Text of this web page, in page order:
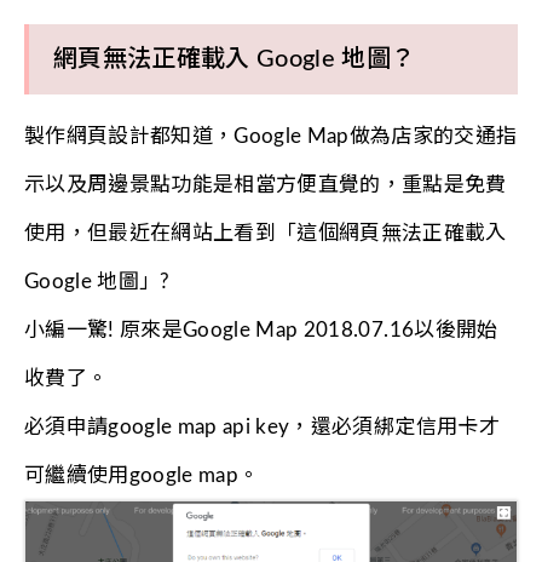
網頁無法正確載入 Google 地圖？
製作網頁設計都知道，Google Map做為店家的交通指
示以及周邊景點功能是相當方便直覺的，重點是免費
使用，但最近在網站上看到「這個網頁無法正確載入
Google 地圖」?
小編一驚! 原來是Google Map 2018.07.16以後開始
收費了。
必須申請google map api key，還必須綁定信用卡才
可繼續使用google map。